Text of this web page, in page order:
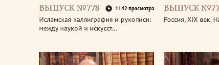
ВЫПУСК №778 1142 просмотра
Исламская каллиграфия и рукописи:
между наукой и искусст…
ВЫПУСК
Россия, XIX век.